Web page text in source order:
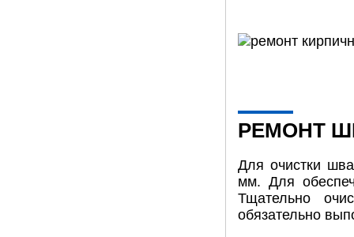
РЕМОНТ
Для очистки
мм. Для
Тщательно
обязательно